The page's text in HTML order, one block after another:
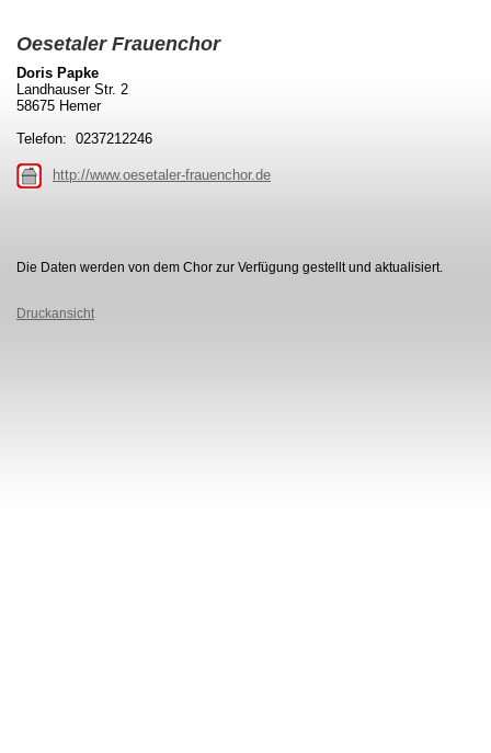
Oesetaler Frauenchor
Doris Papke
Landhauser Str. 2
58675 Hemer
Telefon: 0237212246
http://www.oesetaler-frauenchor.de
Die Daten werden von dem Chor zur Verfügung gestellt und aktualisiert.
Druckansicht